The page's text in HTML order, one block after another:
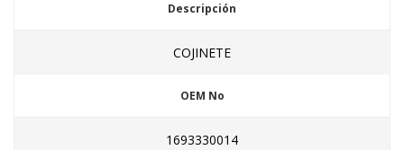
Descripción
COJINETE
OEM No
1693330014